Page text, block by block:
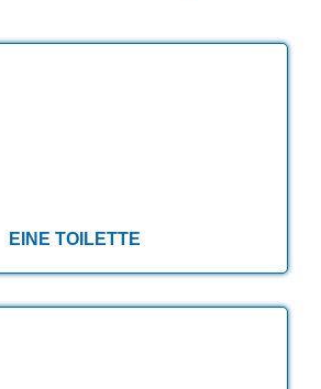
EINE TOILETTE
EINE TOILETTE